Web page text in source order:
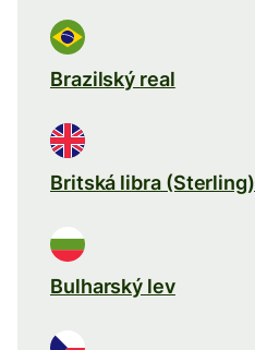
Brazilský real
Britská libra (Sterling)
Bulharský lev